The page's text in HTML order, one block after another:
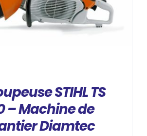
STIHL TS
– Machine de
Diamtec